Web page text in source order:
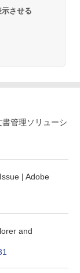
Robux 【限
む】 【オンラ
ックス | オン
最新 永続
コンテンツ作成
ンジニアのた
リーズ
版］
チャーエディ
ィスプレイ、明
イト、12週間
、メタリック
| 16GBストレ
ーディスプレ
8週間持続バッ
ク (2025年発
Colorsoft |
明るさ自動調
ミアムペン付
させる
管理ソリューシ
| Adobe
and